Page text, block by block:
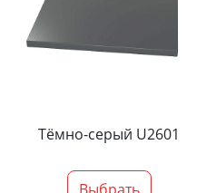
Тёмно-серый U2601